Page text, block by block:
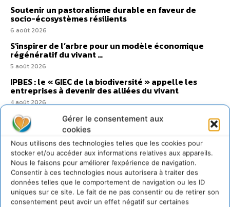
Gérer le consentement aux
cookies
Nous utilisons des technologies telles que les cookies pour
stocker et/ou accéder aux informations relatives aux appareils.
Nous le faisons pour améliorer l’expérience de navigation.
Consentir à ces technologies nous autorisera à traiter des
données telles que le comportement de navigation ou les ID
uniques sur ce site. Le fait de ne pas consentir ou de retirer son
consentement peut avoir un effet négatif sur certaines
Soutenir un pastoralisme durable en faveur de
socio-écosystèmes résilients
6 août 2026
S’inspirer de l’arbre pour un modèle économique
régénératif du vivant …
5 août 2026
IPBES : le « GIEC de la biodiversité » appelle les
entreprises à devenir des alliées du vivant
4 août 2026
Comment le sol français a perdu sa mémoire
hydrique et déréglé tout le territoire (2020-2026)
2 août 2026
@cdurableinfo